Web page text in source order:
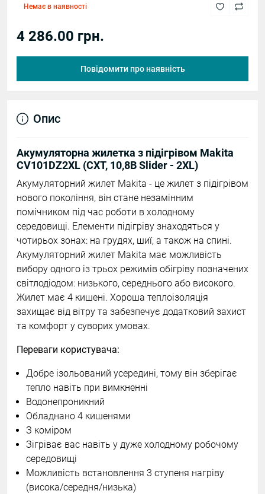
Немає в наявності
4 286.00 грн.
Повідомити про наявність
Опис
Акумуляторна жилетка з підігрівом Makita
CV101DZ2XL (СXT, 10,8В Slider - 2XL)
Акумуляторний жилет Makita - це жилет з підігрівом
нового покоління, він стане незамінним
помічником під час роботи в холодному
середовищі. Елементи підігріву знаходяться у
чотирьох зонах: на грудях, шиї, а також на спині.
Акумуляторний жилет Makita має можливість
вибору одного із трьох режимів обігріву позначених
світлодіодом: низького, середнього або високого.
Жилет має 4 кишені. Хороша теплоізоляція
захищає від вітру та забезпечує додатковий захист
та комфорт у суворих умовах.
Переваги користувача:
Добре ізольований усередині, тому він зберігає
тепло навіть при вимкненні
Водонепроникний
Обладнано 4 кишенями
З коміром
Зігріває вас навіть у дуже холодному робочому
середовищі
Можливість встановлення 3 ступеня нагріву
(висока/середня/низька)